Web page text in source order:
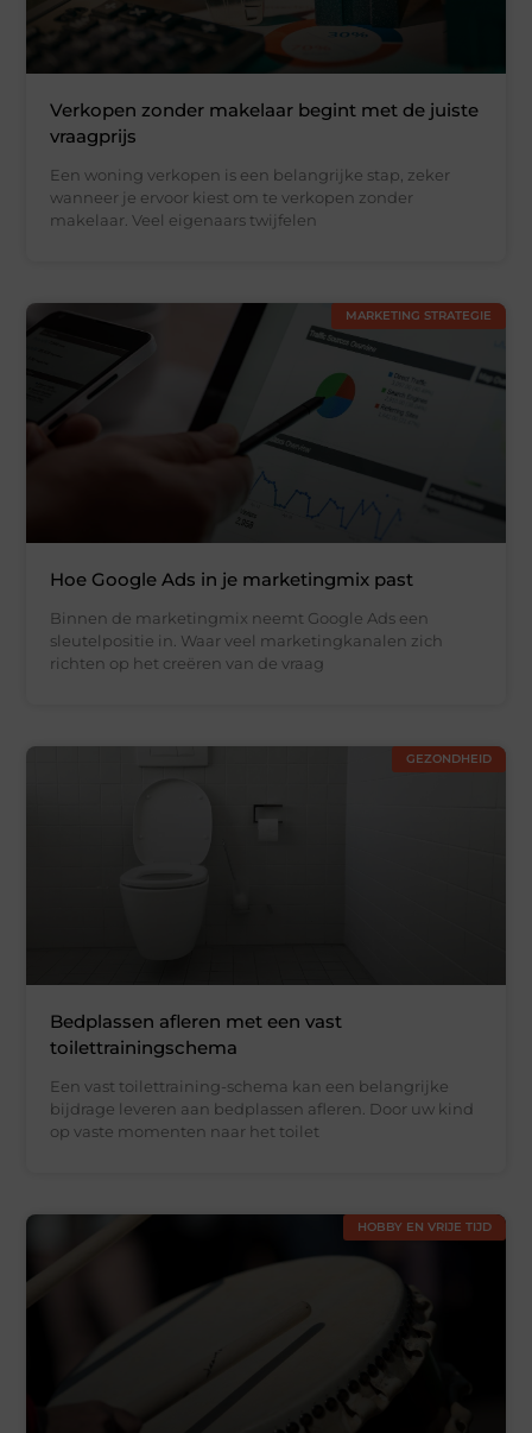
Verkopen zonder makelaar begint met de juiste
vraagprijs
Een woning verkopen is een belangrijke stap, zeker
wanneer je ervoor kiest om te verkopen zonder
makelaar. Veel eigenaars twijfelen
MARKETING STRATEGIE
Hoe Google Ads in je marketingmix past
Binnen de marketingmix neemt Google Ads een
sleutelpositie in. Waar veel marketingkanalen zich
richten op het creëren van de vraag
GEZONDHEID
Bedplassen afleren met een vast
toilettrainingschema
Een vast toilettraining-schema kan een belangrijke
bijdrage leveren aan bedplassen afleren. Door uw kind
op vaste momenten naar het toilet
HOBBY EN VRIJE TIJD